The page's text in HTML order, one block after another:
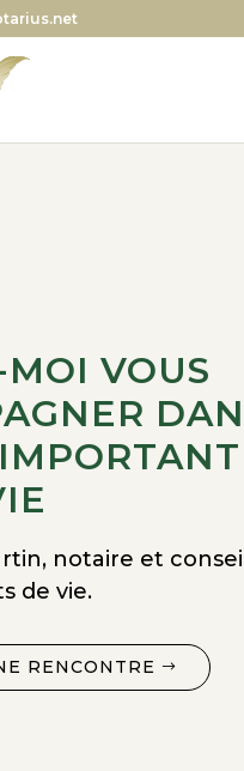
VOUS
notaire et
de vie.
RENCONTRE